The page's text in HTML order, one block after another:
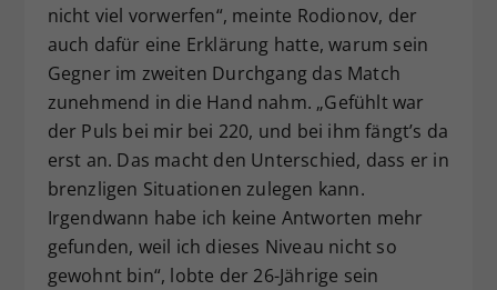
nicht viel vorwerfen“, meinte Rodionov, der
auch dafür eine Erklärung hatte, warum sein
Gegner im zweiten Durchgang das Match
zunehmend in die Hand nahm. „Gefühlt war
der Puls bei mir bei 220, und bei ihm fängt’s da
erst an. Das macht den Unterschied, dass er in
brenzligen Situationen zulegen kann.
Irgendwann habe ich keine Antworten mehr
gefunden, weil ich dieses Niveau nicht so
gewohnt bin“, lobte der 26-Jährige sein